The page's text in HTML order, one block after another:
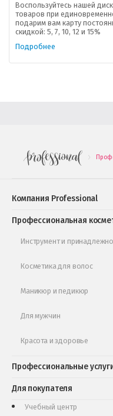
Воспользуйтесь нашей
товаров при
подарим вам карту
скидкой: 5, 7, 10, 12 и 15%
Подробнее
.
Компания Professional
В помощь покупателю
Форма обратной связи
Профессиональная
Инструмент и
Косметика для волос
Маникюр и педикюр
Для мужчин
Красота и здоровье
Профессиональные
Для покупателя
Подарочные наборы
Обучающее видео
Учебный центр